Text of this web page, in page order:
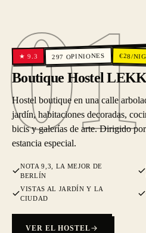
01
01
★9.3 297 OPINIONES €28/
Boutique Hostel
Hostel boutique en una calle
jardín, habitaciones decoradas,
bicis y galerías de arte. Dirigido
estancia especial.
NOTA 9,3, LA MEJOR DE
BERLÍN
VISTAS AL JARDÍN Y LA
CIUDAD
VER EL HOSTEL